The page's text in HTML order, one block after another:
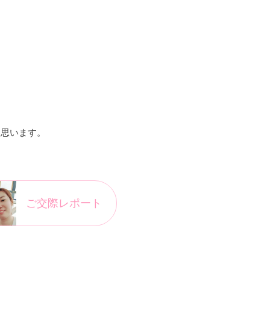
います。
ご交際レポート